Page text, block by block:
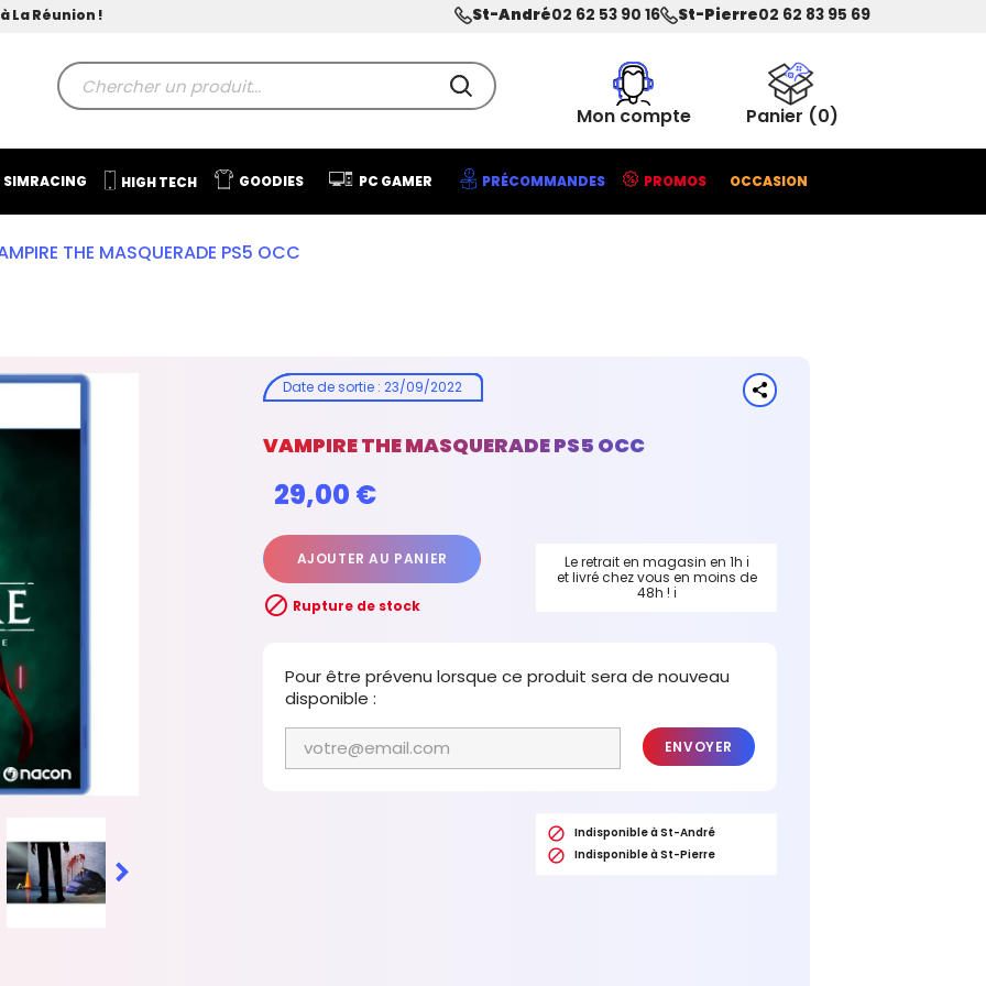
La Réunion ! St-André02 62 53 90 16 St-Pierre02 62 83 95 69
Mon compte Panier (0)
SIMRACING HIGH TECH GOODIES PC GAMER PRÉCOMMANDES PROMOS OCCASION
THE MASQUERADE PS5 OCC

Date de sortie :23/09/2022
VAMPIRE THE MASQUERADE PS5 OCC
29,00 €
AJOUTER AU PANIER
 Rupture de stock
Le retrait en magasin en 1h ℹ
et livré chez vous en moins de
48h ! ℹ
Pour être prévenu lorsque ce produit sera de nouveau
disponible :
ENVOYER
 Indisponible à St-André
 Indisponible à St-Pierre